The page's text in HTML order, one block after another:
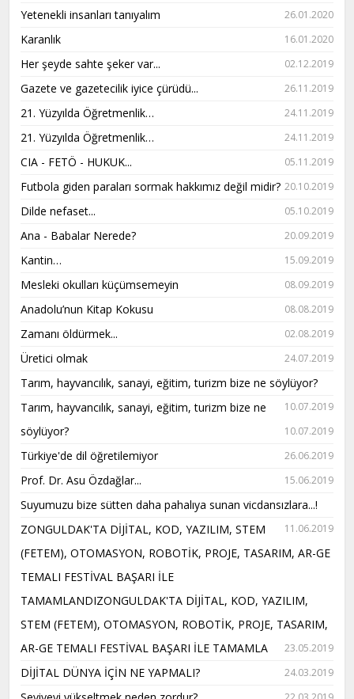
Yetenekli insanları tanıyalım 26.01.2020
Karanlık 16.01.2020
Her şeyde sahte şeker var... 02.12.2019
Gazete ve gazetecilik iyice çürüdü... 26.11.2019
21. Yüzyılda Öğretmenlik… 24.11.2019
21. Yüzyılda Öğretmenlik… 24.11.2019
CIA - FETÖ - HUKUK... 05.11.2019
Futbola giden paraları sormak hakkımız değil midir? 20.10.2019
Dilde nefaset... 05.10.2019
Ana - Babalar Nerede? 20.09.2019
Kantin… 15.09.2019
Mesleki okulları küçümsemeyin 08.09.2019
Anadolu’nun Kitap Kokusu 08.08.2019
Zamanı öldürmek... 02.08.2019
Üretici olmak 24.07.2019
Tarım, hayvancılık, sanayi, eğitim, turizm bize ne söylüyor?
10.07.2019
Tarım, hayvancılık, sanayi, eğitim, turizm bize ne
söylüyor?
10.07.2019
Türkiye'de dil öğretilemiyor 26.06.2019
Prof. Dr. Asu Özdağlar... 15.06.2019
Suyumuzu bize sütten daha pahalıya sunan vicdansızlara...!
11.06.2019
ZONGULDAK'TA DİJİTAL, KOD, YAZILIM, STEM
(FETEM), OTOMASYON, ROBOTİK, PROJE, TASARIM, AR-GE
TEMALI FESTİVAL BAŞARI İLE
TAMAMLANDIZONGULDAK'TA DİJİTAL, KOD, YAZILIM,
STEM (FETEM), OTOMASYON, ROBOTİK, PROJE, TASARIM,
AR-GE TEMALI FESTİVAL BAŞARI İLE TAMAMLA
23.05.2019
DİJİTAL DÜNYA İÇİN NE YAPMALI? 24.03.2019